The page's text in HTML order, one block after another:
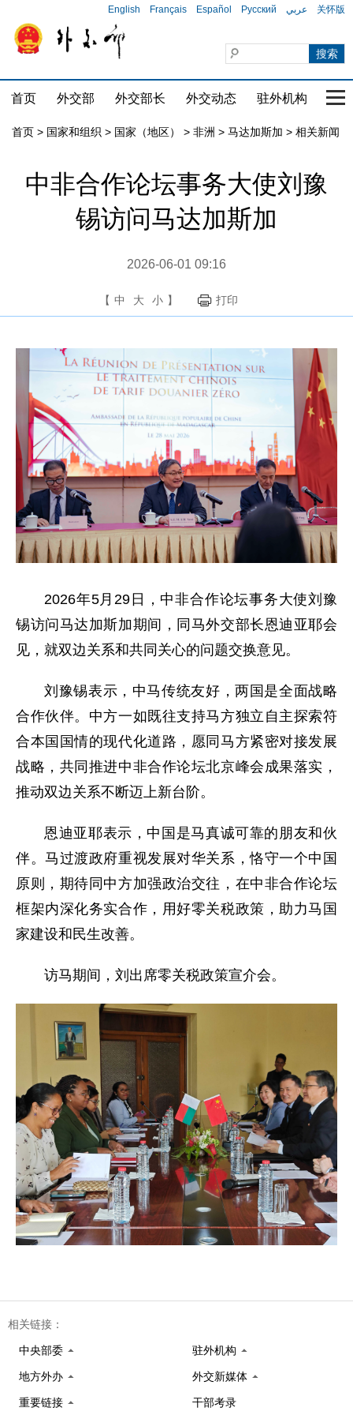
English Français Español Русский عربي 关怀版
首页 外交部 外交部长 外交动态 驻外机构 国
首页 > 国家和组织 > 国家（地区） > 非洲 > 马达加斯加 > 相关新闻
中非合作论坛事务大使刘豫
锡访问马达加斯加
2026-06-01 09:16
【 中 大 小 】 打印
2026年5月29日，中非合作论坛事务大使刘豫
锡访问马达加斯加期间，同马外交部长恩迪亚耶会
见，就双边关系和共同关心的问题交换意见。
刘豫锡表示，中马传统友好，两国是全面战略
合作伙伴。中方一如既往支持马方独立自主探索符
合本国国情的现代化道路，愿同马方紧密对接发展
战略，共同推进中非合作论坛北京峰会成果落实，
推动双边关系不断迈上新台阶。
恩迪亚耶表示，中国是马真诚可靠的朋友和伙
伴。马过渡政府重视发展对华关系，恪守一个中国
原则，期待同中方加强政治交往，在中非合作论坛
框架内深化务实合作，用好零关税政策，助力马国
家建设和民生改善。
访马期间，刘出席零关税政策宣介会。
相关链接：
中央部委 驻外机构
地方外办 外交新媒体
重要链接 干部考录